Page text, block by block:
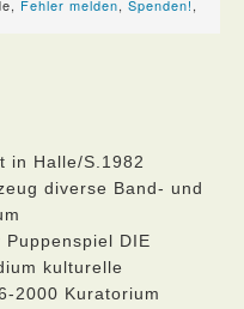
in Halle/S.1982
diverse Band- und
DIE
kulturelle
2000 Kuratorium